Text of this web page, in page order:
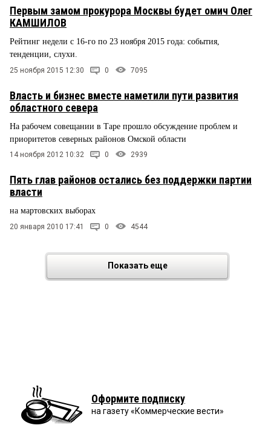
Первым замом прокурора Москвы будет омич Олег
КАМШИЛОВ
Рейтинг недели с 16-го по 23 ноября 2015 года: события,
тенденции, слухи.
25 ноября 2015 12:30 0 7095
Власть и бизнес вместе наметили пути развития
областного севера
На рабочем совещании в Таре прошло обсуждение проблем и
приоритетов северных районов Омской области
14 ноября 2012 10:32 0 2939
Пять глав районов остались без поддержки партии
власти
на мартовских выборах
20 января 2010 17:41 0 4544
Показать еще
Оформите подписку
на газету «Коммерческие вести»